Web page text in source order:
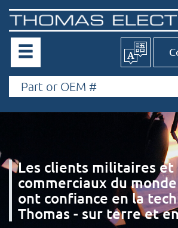
Les clients militaires et
commerciaux du
ont confiance en la
Thomas - sur terre et